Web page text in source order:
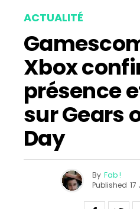
ACTUALITÉ
Xbox
présence
sur Gears
Day
By Fab !
Published 17